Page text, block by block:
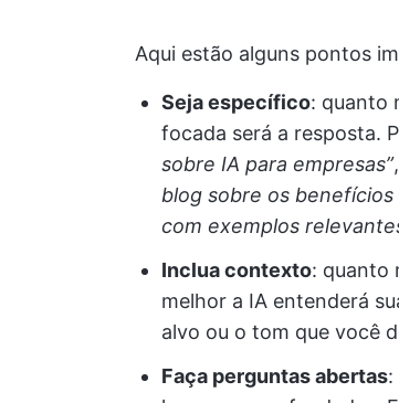
Aqui estão alguns pontos
Seja específico: quanto
focada será a resposta.
sobre IA para empresas”
blog sobre os
com exemplos
Inclua contexto: quanto
melhor a IA entenderá
alvo ou o tom que você
Faça perguntas abertas: